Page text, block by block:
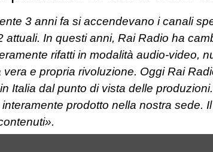
3 anni fa si accendevano i canali
attuali. In questi anni, Rai Radio ha
rifatti in modalità audio-video,
e propria rivoluzione. Oggi Rai
Italia dal punto di vista delle
prodotto nella nostra sede.